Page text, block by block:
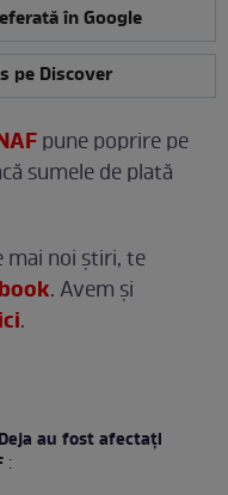
în Google
pe Discover
pune poprire pe
sumele de plată
mai noi ştiri, te
. Avem și
.
au fost afectaţi
: